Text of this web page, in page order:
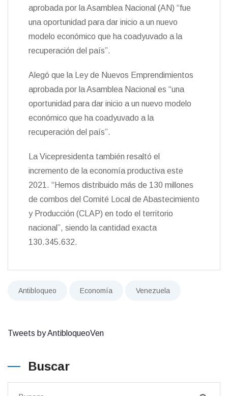
aprobada por la Asamblea Nacional (AN) “fue
una oportunidad para dar inicio a un nuevo
modelo económico que ha coadyuvado a la
recuperación del país”.
Alegó que la Ley de Nuevos Emprendimientos
aprobada por la Asamblea Nacional es “una
oportunidad para dar inicio a un nuevo modelo
económico que ha coadyuvado a la
recuperación del país”.
La Vicepresidenta también resaltó el
incremento de la economía productiva este
2021. “Hemos distribuido más de 130 millones
de combos del Comité Local de Abastecimiento
y Producción (CLAP) en todo el territorio
nacional”, siendo la cantidad exacta
130.345.632.
Antibloqueo Economía Venezuela
Tweets by AntibloqueoVen
Buscar